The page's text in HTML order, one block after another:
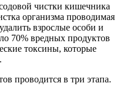
чистки кишечника
организма проводимая
взрослые особи и
70% вредных продуктов
токсины, которые
проводится в три этапа.